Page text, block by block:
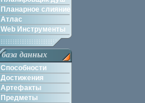
Планарное слияние
Атлас
Web Инструменты
база данных
Способности
Достижения
Артефакты
Предметы